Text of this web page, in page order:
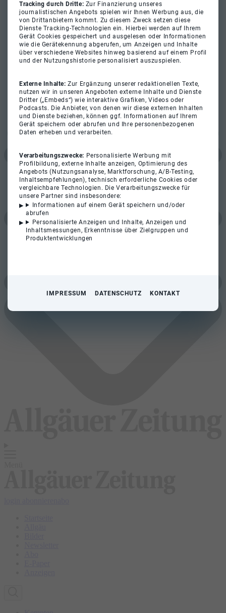
Tracking durch Dritte: Zur Finanzierung unseres
journalistischen Angebots spielen wir Ihnen Werbung aus, die
von Drittanbietern kommt. Zu diesem Zweck setzen diese
Dienste Tracking-Technologien ein. Hierbei werden auf Ihrem
Gerät Cookies gespeichert und ausgelesen oder Informationen
wie die Gerätekennung abgerufen, um Anzeigen und Inhalte
über verschiedene Websites hinweg basierend auf einem Profil
und der Nutzungshistorie personalisiert auszuspielen.
Externe Inhalte:Zur Ergänzung unserer redaktionellen Texte,
nutzen wir in unseren Angeboten externe Inhalte und Dienste
Dritter („Embeds“) wie interaktive Grafiken, Videos oder
Podcasts. Die Anbieter, von denen wir diese externen Inhalten
und Dienste beziehen, können ggf. Informationen auf Ihrem
Gerät speichern oder abrufen und Ihre personenbezogenen
Daten erheben und verarbeiten.
Verarbeitungszwecke: Personalisierte Werbung mit
Profilbildung, externe Inhalte anzeigen, Optimierung des
Angebots (Nutzungsanalyse, Marktforschung, A/B-Testing,
Inhaltsempfehlungen), technisch erforderliche Cookies oder
vergleichbare Technologien. Die Verarbeitungszwecke für
unsere Partner sind insbesondere:
Informationen auf einem Gerät speichern und/oder
abrufen
Personalisierte Anzeigen und Inhalte, Anzeigen und
Inhaltsmessungen, Erkenntnisse über Zielgruppen und
Produktentwicklungen
IMPRESSUM DATENSCHUTZ KONTAKT